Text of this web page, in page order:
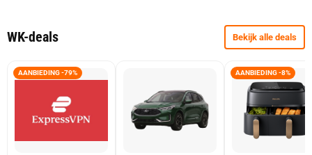
WK-deals Bekijk alle deals
AANBIEDING -79% AANBIEDING -8%